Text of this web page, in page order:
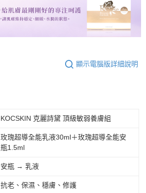
顯示電腦版詳細說明
KOCSKIN 克麗詩黛 頂級敏弱養膚組
玫瑰超導全能乳液30ml＋玫瑰超導全能安
瓶1.5ml
安瓶 → 乳液
抗老、保濕、穩膚、修護